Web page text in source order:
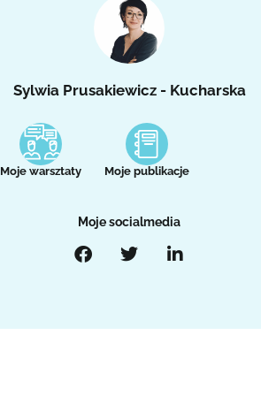
Sylwia Prusakiewicz - Kucharska
Moje warsztaty Moje publikacje
Moje socialmedia